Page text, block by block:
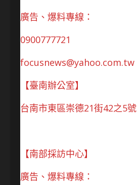
廣告、爆料專線：
0900777721
focusnews@yahoo.com.tw
【臺南辦公室】
台南市東區崇德21街42之5號
【南部採訪中心】
廣告、爆料專線：